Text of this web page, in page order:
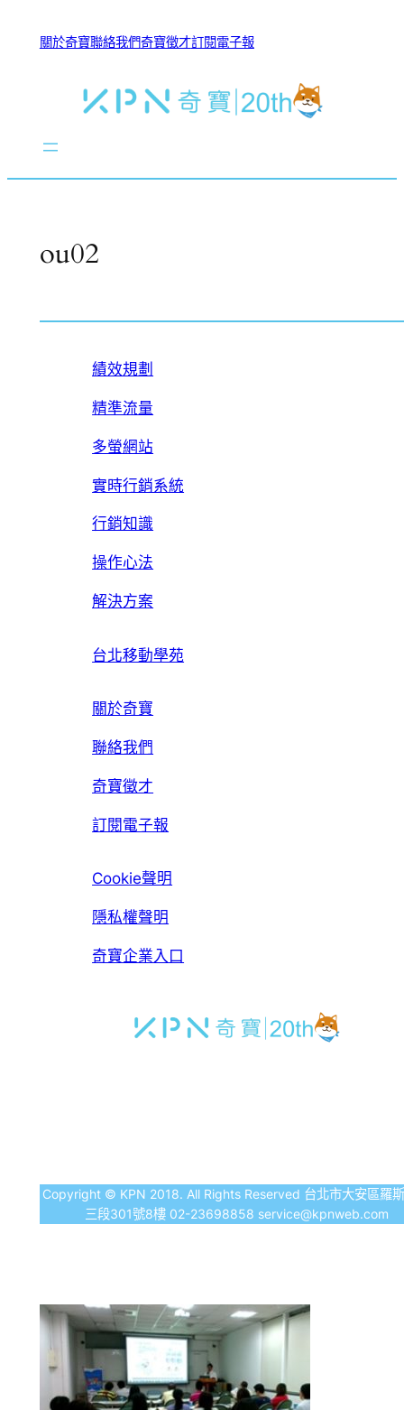
關於奇寶聯絡我們奇寶徵才訂閱電子報
ou02
績效規劃
精準流量
多螢網站
實時行銷系統
行銷知識
操作心法
解決方案
台北移動學苑
關於奇寶
聯絡我們
奇寶徵才
訂閱電子報
Cookie聲明
隱私權聲明
奇寶企業入口
Copyright © KPN 2018. All Rights Reserved 台北市大安區羅
三段301號8樓 02-23698858 service@kpnweb.com